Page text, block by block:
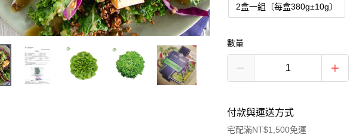
2盒一組〔每盒380g±10g〕
數量
付款與運送方式
宅配滿NT$1,500免運